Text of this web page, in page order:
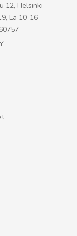
12, Helsinki
La 10-16